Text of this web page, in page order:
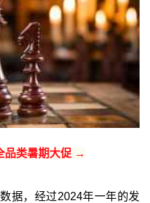
品类暑期大促 →
据，经过2024年一年的发